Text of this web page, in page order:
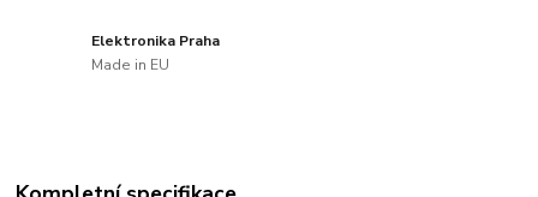
Elektronika Praha
Made in EU